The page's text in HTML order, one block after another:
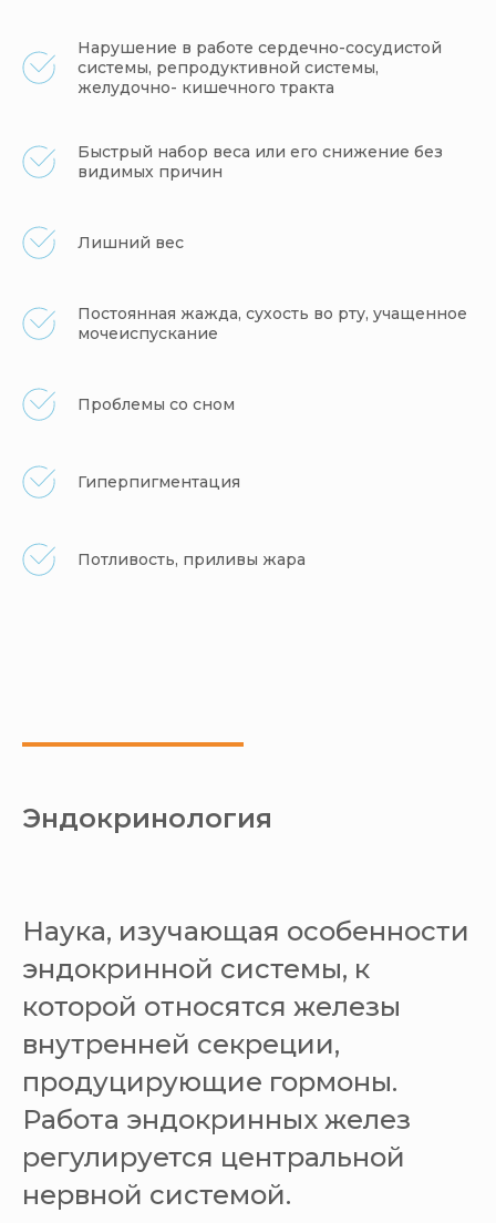
Нарушение в работе сердечно-сосудистой
системы, репродуктивной системы,
желудочно- кишечного тракта
Быстрый набор веса или его снижение без
видимых причин
Лишний вес
Постоянная жажда, сухость во рту, учащенное
мочеиспускание
Проблемы со сном
Гиперпигментация
Потливость, приливы жара
Эндокринология
Наука, изучающая особенности
эндокринной системы, к
которой относятся железы
внутренней секреции,
продуцирующие гормоны.
Работа эндокринных желез
регулируется центральной
нервной системой.